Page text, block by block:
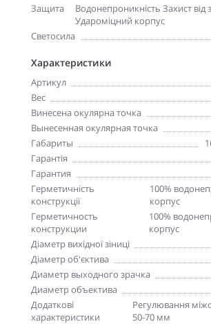
Защита
Водонепроникність Захист від
Удароміцний корпус
Светосила
Характеристики
Артикул
Вес
Винесена окулярна точка
Вынесенная окулярная точка
Габариты
Гарантія
Гарантия
Герметичність
конструкції
100%
корпус
Герметичность
конструкции
100%
корпус
Діаметр вихідної зіниці
Діаметр об'єктива
Диаметр выходного зрачка
Диаметр объектива
Додаткові
характеристики
Регулювання
50-70 мм